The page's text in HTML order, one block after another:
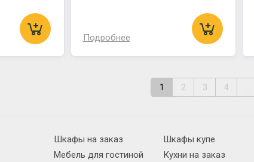
Подробнее
1 2 3 4
Шкафы на заказ Шкафы купе
Мебель для гостиной
Кухни на заказ